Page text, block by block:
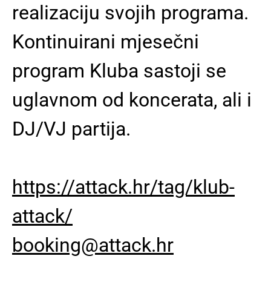
realizaciju svojih programa.
Kontinuirani mjesečni
program Kluba sastoji se
uglavnom od koncerata, ali i
DJ/VJ partija.
https://attack.hr/tag/klub-
attack/
booking@attack.hr